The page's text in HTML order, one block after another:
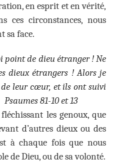
en esprit et en vérité,
ces circonstances, nous
sa face.
point de dieu étranger ! Ne
dieux étrangers ! Alors je
leur cœur, et ils ont suivi
Psaumes 81-10 et 13
les genoux, que
d’autres dieux ou des
à chaque fois que nous
de Dieu, ou de sa volonté.